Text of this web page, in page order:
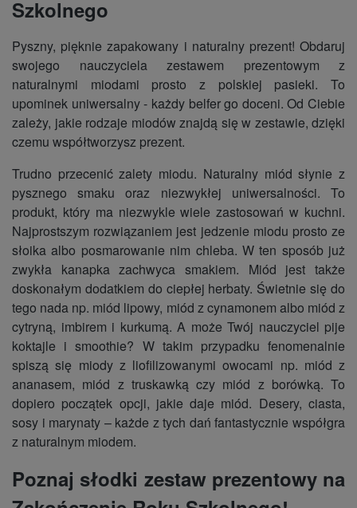
Szkolnego
Pyszny, pięknie zapakowany i naturalny prezent! Obdaruj
swojego nauczyciela zestawem prezentowym z
naturalnymi miodami prosto z polskiej pasieki. To
upominek uniwersalny - każdy belfer go doceni. Od Ciebie
zależy, jakie rodzaje miodów znajdą się w zestawie, dzięki
czemu współtworzysz prezent.
Trudno przecenić zalety miodu. Naturalny miód słynie z
pysznego smaku oraz niezwykłej uniwersalności. To
produkt, który ma niezwykle wiele zastosowań w kuchni.
Najprostszym rozwiązaniem jest jedzenie miodu prosto ze
słoika albo posmarowanie nim chleba. W ten sposób już
zwykła kanapka zachwyca smakiem. Miód jest także
doskonałym dodatkiem do ciepłej herbaty. Świetnie się do
tego nada np. miód lipowy, miód z cynamonem albo miód z
cytryną, imbirem i kurkumą. A może Twój nauczyciel pije
koktajle i smoothie? W takim przypadku fenomenalnie
spiszą się miody z liofilizowanymi owocami np. miód z
ananasem, miód z truskawką czy miód z borówką. To
dopiero początek opcji, jakie daje miód. Desery, ciasta,
sosy i marynaty – każde z tych dań fantastycznie współgra
z naturalnym miodem.
Poznaj słodki zestaw prezentowy na